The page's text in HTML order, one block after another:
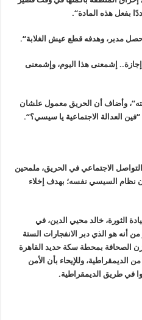
بفعل هذه المادة“.
مدبر، وهدفه قطع عيش الغلابة“.
إشمعنى هذا اليوم، وإشمعنى
“، وأضاف أن الحريق معمول علشان
العدالة الاجتماعية يا سيسي؟“.
الاجتماعي في الحريق، ملمحين
نظام السيسي نفسه؛ بهدف إخلاء
الثورة، خالد محيي الدين، في
أنه هو الذي دبر الانفجارات الستة
الصحافة بمحطة سكة حديد القاهرة
من الديمقراطية، وللإيحاء بأن الأمن
في طريق الديمقراطية.